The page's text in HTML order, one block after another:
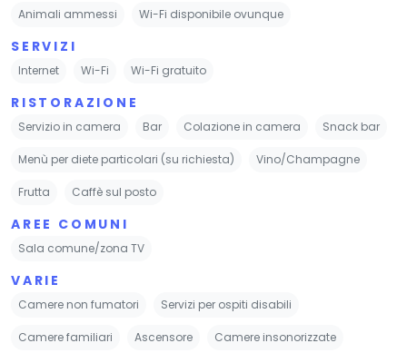
Animali ammessi Wi-Fi disponibile ovunque
SERVIZI
Internet Wi-Fi Wi-Fi gratuito
RISTORAZIONE
Servizio in camera Bar Colazione in camera Snack bar
Menù per diete particolari (su richiesta) Vino/Champagne
Frutta Caffè sul posto
AREE COMUNI
Sala comune/zona TV
VARIE
Camere non fumatori Servizi per ospiti disabili
Camere familiari Ascensore Camere insonorizzate